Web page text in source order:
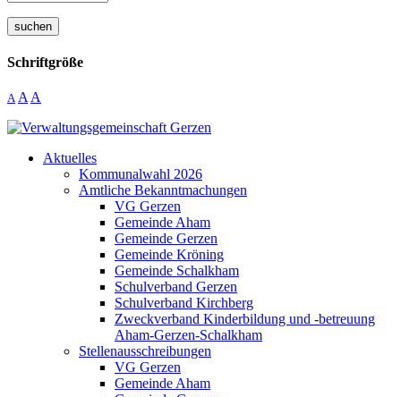
suchen
Schriftgröße
A A A
Aktuelles
Kommunalwahl 2026
Amtliche Bekanntmachungen
VG Gerzen
Gemeinde Aham
Gemeinde Gerzen
Gemeinde Kröning
Gemeinde Schalkham
Schulverband Gerzen
Schulverband Kirchberg
Zweckverband Kinderbildung und -betreuung
Aham-Gerzen-Schalkham
Stellenausschreibungen
VG Gerzen
Gemeinde Aham